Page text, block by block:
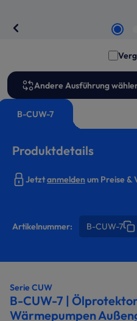
B-CUW-7
Andere Ausführung
Produktdetails
Jetztanmeldenum Preise &
Artikelnummer: B-CUW-7
Serie CUW
B-CUW-7 |
Wärmepumpen